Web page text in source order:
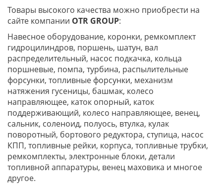
Товары высокого качества можно приобрести на
сайте компании OTR GROUP:
Навесное оборудование, коронки, ремкомплект
гидроцилиндров, поршень, шатун, вал
распределительный, насос подкачка, кольца
поршневые, помпа, турбина, распылительные
форсунки, топливные форсунки, механизм
натяжения гусеницы, башмак, колесо
направляющее, каток опорный, каток
поддерживающий, колесо направляющее, венец,
сальник, соленоид, полуось, втулка, кулак
поворотный, бортового редуктора, ступица, насос
КПП, топливные рейки, корпуса, топливные трубки,
ремкомплекты, электронные блоки, детали
топливной аппаратуры, венец маховика и многое
другое.